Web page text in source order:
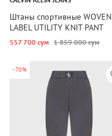
Штаны спортивные WOVEN
LABEL UTILITY KNIT PANT
557 700 сум 1 859 000 сум
-70%